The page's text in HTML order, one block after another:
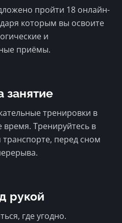
пройти 18 онлайн-
которым вы освоите
и
приёмы.
занятие
тренировки в
Тренируйтесь в
перед сном
рукой
где угодно.